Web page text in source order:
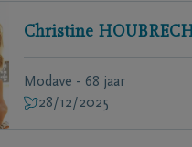
Christine
Modave - 68 jaar
28/12/2025